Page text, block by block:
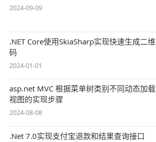
2024-09-09
.NET Core使用SkiaSharp实现快速生成二维
码
2024-01-01
asp.net MVC 根据菜单树类别不同动态加载
视图的实现步骤
2024-08-08
.Net 7.0实现支付宝退款和结果查询接口